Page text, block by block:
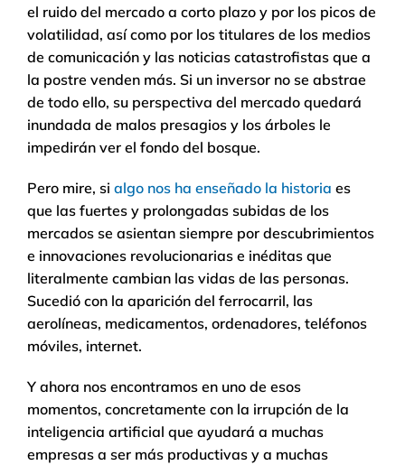
el ruido del mercado a corto plazo y por los picos de
volatilidad, así como por los titulares de los medios
de comunicación y las noticias catastrofistas que a
la postre venden más. Si un inversor no se abstrae
de todo ello, su perspectiva del mercado quedará
inundada de malos presagios y los árboles le
impedirán ver el fondo del bosque.
Pero mire, si algo nos ha enseñado la historia es
que las fuertes y prolongadas subidas de los
mercados se asientan siempre por descubrimientos
e innovaciones revolucionarias e inéditas que
literalmente cambian las vidas de las personas.
Sucedió con la aparición del ferrocarril, las
aerolíneas, medicamentos, ordenadores, teléfonos
móviles, internet.
Y ahora nos encontramos en uno de esos
momentos, concretamente con la irrupción de la
inteligencia artificial que ayudará a muchas
empresas a ser más productivas y a muchas